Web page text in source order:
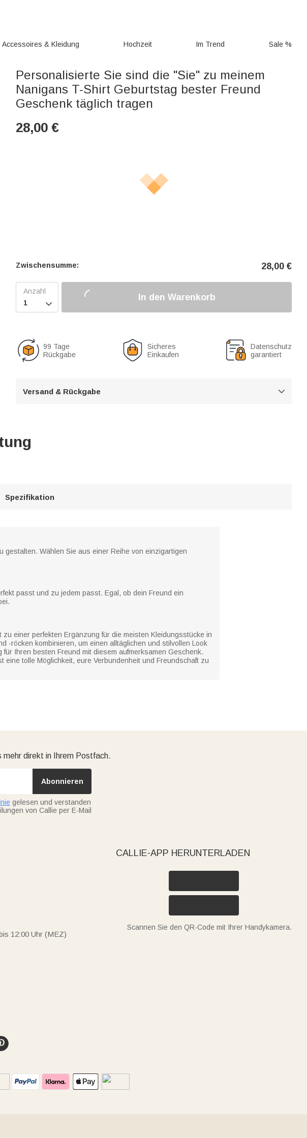
Accessoires & Kleidung Hochzeit Im Trend Sale %
Personalisierte Sie sind die "Sie" zu meinem
Nanigans T-Shirt Geburtstag bester Freund
Geschenk täglich tragen
28,00 €
Zwischensumme: 28,00 €

In den Warenkorb
99 Tage
Rückgabe
Sicheres
Einkaufen
Datenschutz
garantiert
Versand & Rückgabe 
Spezifikation
gestalten. Wählen Sie aus einer Reihe von einzigartigen
passt und zu jedem passt. Egal, ob dein Freund ein
einer perfekten Ergänzung für die meisten Kleidungsstücke in
-röcken kombinieren, um einen alltäglichen und stilvollen Look
Ihren besten Freund mit diesem aufmerksamen Geschenk.
tolle Möglichkeit, eure Verbundenheit und Freundschaft zu
mehr direkt in Ihrem Postfach.
Abonnieren
gelesen und verstanden
von Callie per E-Mail
12:00 Uhr (MEZ)
CALLIE-APP HERUNTERLADEN
Scannen Sie den QR-Code mit Ihrer Handykamera.